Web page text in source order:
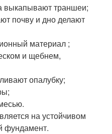
выкапывают траншеи;
почву и дно делают
материал ;
и щебнем,
опалубку;
на устойчивом
фундамент.